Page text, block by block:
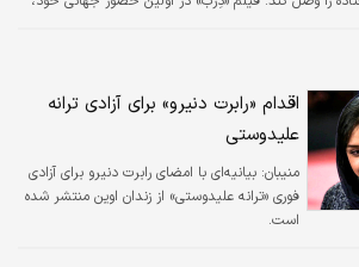
جی‌‌‌سئوک جشنواره شود. این فیلم در دومین حضور
جشنواره فیلم کاتولیک (کاف) که ماه اکتبر در شهر سئول
حضور داشت. چهل و…
اقدام «رابرت دنیرو» برای آزادی ترانه
علیدوستی
منیبان: بیانیه‌ای با امضای رابرت دنیرو برای آزادی
فوری «ترانه علیدوستی» از زندان اوین منتشر شده
است.